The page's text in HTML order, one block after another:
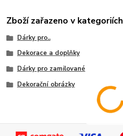
Zboží zařazeno v kategoriích
Dárky pro..
Dekorace a doplňky
Dárky pro zamilované
Dekorační obrázky